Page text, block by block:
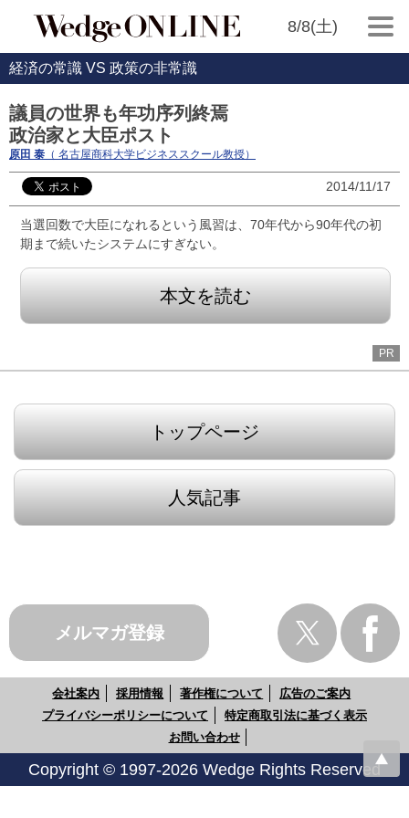
8/8(土)
経済の常識 VS 政策の非常識
議員の世界も年功序列終焉
政治家と大臣ポスト
原田 泰 （ 名古屋商科大学ビジネススクール教授）
2014/11/17
当選回数で大臣になれるという風習は、70年代から90年代の初
期まで続いたシステムにすぎない。
本文を読む
PR
トップページ
人気記事
メルマガ登録
会社案内 採用情報 著作権について
広告のご案内
プライバシーポリシーについて
特定商取引法に基づく表示
お問い合わせ
Copyright © 1997-2026 Wedge Rights Reserved